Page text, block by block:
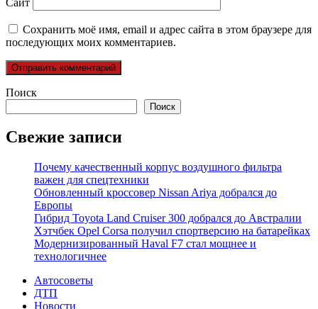
Сохранить моё имя, email и адрес сайта в этом браузере для
последующих моих комментариев.
Поиск
Поиск
Свежие записи
Почему качественный корпус воздушного фильтра
важен для спецтехники
Обновленный кроссовер Nissan Ariya добрался до
Европы
Гибрид Toyota Land Cruiser 300 добрался до Австралии
Хэтчбек Opel Corsa получил спортверсию на батарейках
Модернизированный Haval F7 стал мощнее и
технологичнее
Автосоветы
ДТП
Новости